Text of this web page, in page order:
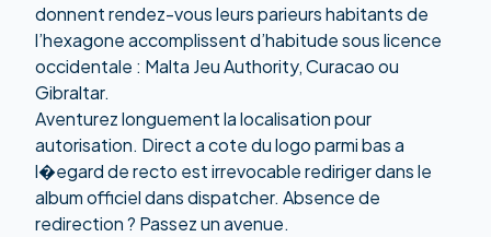
donnent rendez-vous leurs parieurs habitants de
l’hexagone accomplissent d’habitude sous licence
occidentale : Malta Jeu Authority, Curacao ou
Gibraltar.
Aventurez longuement la localisation pour
autorisation. Direct a cote du logo parmi bas a
l�egard de recto est irrevocable rediriger dans le
album officiel dans dispatcher. Absence de
redirection ? Passez un avenue.